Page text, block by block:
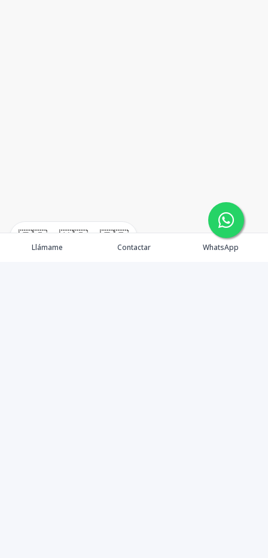
🇪🇸 🇺🇸 🇫🇷
Llámame Contactar WhatsApp